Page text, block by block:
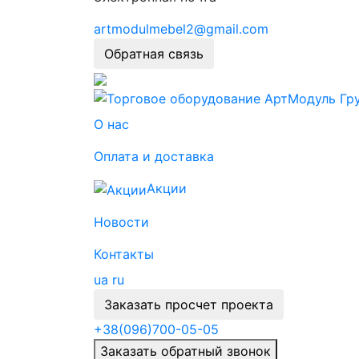
artmodulmebel2@gmail.com
Обратная связь
О нас
Оплата и доставка
Акции
Новости
Контакты
ua ru
Заказать просчет проекта
+38(096)700-05-05
Заказать обратный звонок